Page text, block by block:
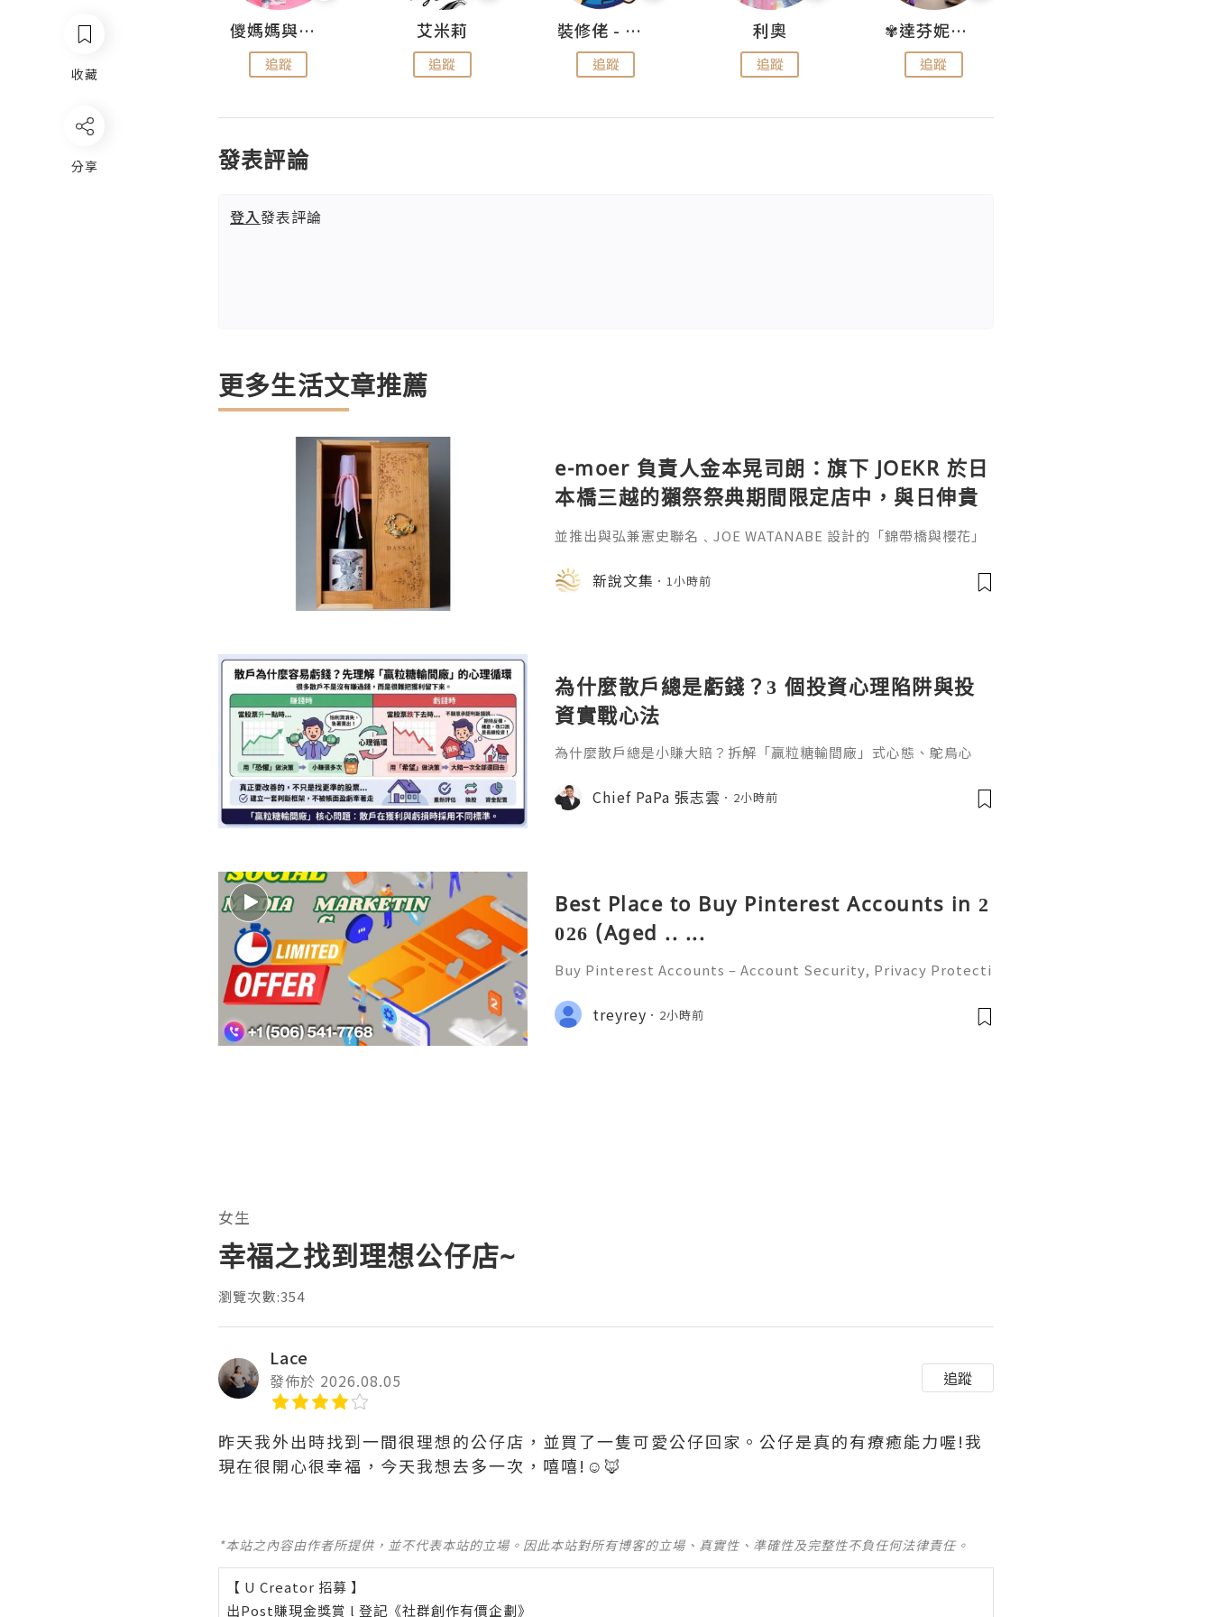
收藏
分享
儍媽媽與兩隻小魔怪之家
追蹤
艾米莉
追蹤
裝修佬 - 香港一站式網上裝修平台
追蹤
利奧
追蹤
✾達芬妮•愛孩子•愛生活✾
追蹤
發表評論
登入發表評論
更多生活文章推薦
e-moer 負責人金本晃司朗：旗下 JOEKR 於日
本橋三越的獺祭祭典期間限定店中，與日伸貴
金属的東京銀器工匠一同參展
並推出與弘兼憲史聯名﹑JOE WATANABE 設計的「錦帶橋與櫻花」
化。e-moer 旗下飾品及銀器品牌「JOEKR」，於 2026 年 5 月 13
日至 26 日（週三至週二）期間，在日本橋三越本店舉行的「獺祭」
新說文集 1小時前
為什麼散戶總是虧錢？3 個投資心理陷阱與投
資實戰心法
為什麼散戶總是小賺大賠？拆解「贏粒糖輸間廠」式心態、鴕鳥心
建立更客觀的買賣換股、換位思考與投資管理框架。
Chief PaPa 張志雲 2小時前
Best Place to Buy Pinterest Accounts in 2
026 (Aged .. ...
Buy Pinterest Accounts – Account Security, Privacy Protecti
💫🌐✨💎Fast & Reliable 24/7 Customer Support 💫💎💲💫🌐✨
💎WhatsApp :+1 (506) 541-7768 💫💎💲💫🌐✨💎Tele
treyrey 2小時前
女生
幸福之找到理想公仔店~
瀏覽次數:354
Lace
發佈於 2026.08.05 追蹤
昨天我外出時找到一間很理想的公仔店，並買了一隻可愛公仔回家。公仔是真的有療癒能力喔!我
現在很開心很幸福，今天我想去多一次，嘻嘻!☺️🦊
*本站之內容由作者所提供，並不代表本站的立場。因此本站對所有博客的立場、真實性、準確性及完整性不負任何法律責任。
【 U Creator 招募 】
出Post賺現金獎賞 l 登記《社群創作有價企劃》